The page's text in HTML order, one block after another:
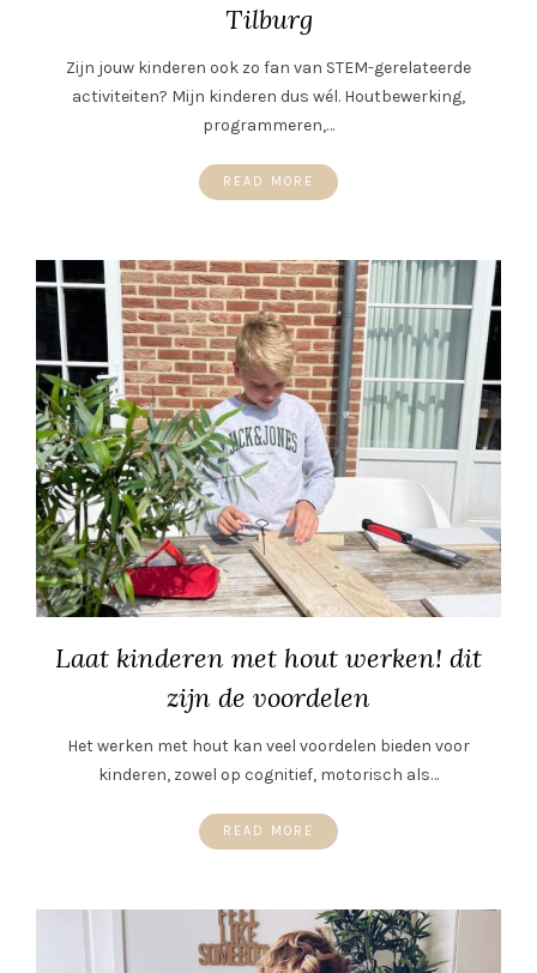
Tilburg
Zijn jouw kinderen ook zo fan van STEM-gerelateerde
activiteiten? Mijn kinderen dus wél. Houtbewerking,
programmeren,…
READ MORE
Laat kinderen met hout werken! dit
zijn de voordelen
Het werken met hout kan veel voordelen bieden voor
kinderen, zowel op cognitief, motorisch als…
READ MORE